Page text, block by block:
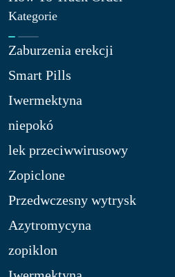
Kategorie
Zaburzenia erekcji
Smart Pills
Iwermektyna
niepokó
lek przeciwwirusowy
Zopiclone
Przedwczesny wytrysk
Azytromycyna
zopiklon